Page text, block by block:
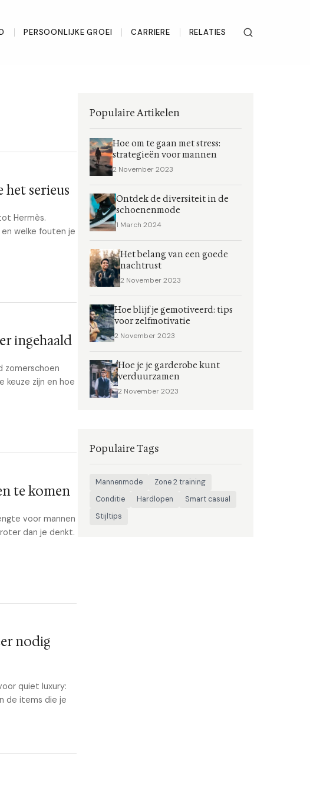
PERSOONLIJKE GROEI CARRIERE RELATIES
serieus
Hermès.
welke fouten je
ingehaald
zomerschoen
keuze zijn en hoe
te komen
voor mannen
dan je denkt.
nodig
quiet luxury:
de items die je
Populaire Artikelen
Hoe om te gaan met stress:
strategieën voor mannen
2 November 2023
Ontdek de diversiteit in de
schoenenmode
1 March 2024
Het belang van een goede
nachtrust
2 November 2023
Hoe blijf je gemotiveerd: tips
voor zelfmotivatie
2 November 2023
Hoe je je garderobe kunt
verduurzamen
2 November 2023
Populaire Tags
Mannenmode
Zone 2 training
Conditie
Hardlopen
Smart casual
Stijltips